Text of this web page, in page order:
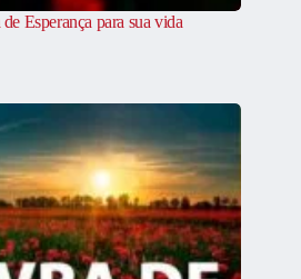
Esperança para sua vida